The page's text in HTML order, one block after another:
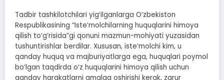
Tadbir tashkilotchilari yig‘ilganlarga O‘zbekiston
Respublikasining “Iste’molchilarning huquqlarini himoya
qilish to‘g‘risida”gi qonuni mazmun-mohiyati yuzasidan
tushuntirishlar berdilar. Xususan, iste’molchi kim, u
qanday huquq va majburiyatlarga ega, huquqlari poymol
bo‘lgan taqdirda o‘z huquqlarini himoya qilish uchun
qanday harakatlarni amalga oshirishi kerak, zarur